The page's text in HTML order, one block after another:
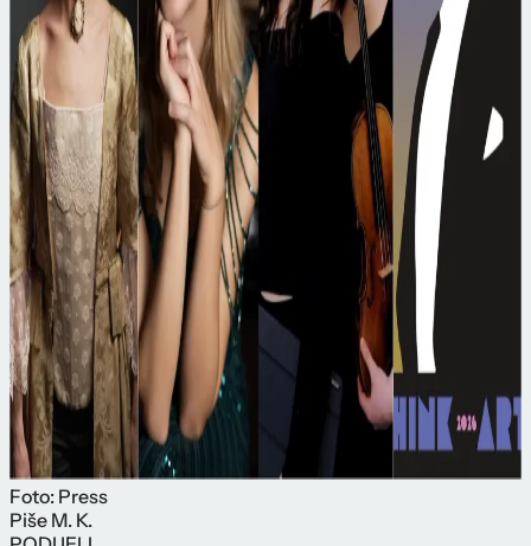
Foto: Press
Piše M. K.